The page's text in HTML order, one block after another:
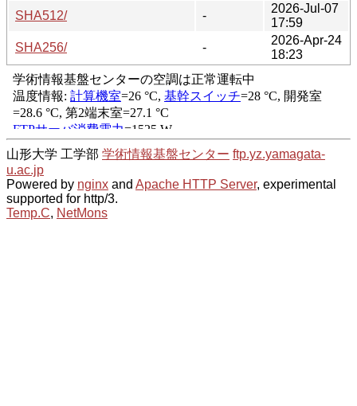
SHA512/
-
2026-Jul-07
17:59
SHA256/
-
2026-Apr-24
18:23
山形大学 工学部 学術情報基盤センター ftp.yz.yamagata-
u.ac.jp
Powered by nginx and Apache HTTP Server, experimental
supported for http/3.
Temp.C, NetMons